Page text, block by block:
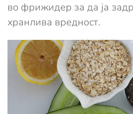
во фрижидер за да ја
хранлива вредност.